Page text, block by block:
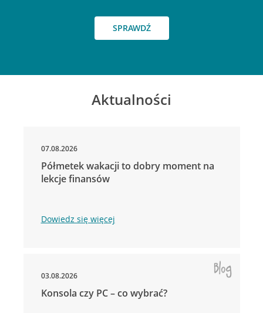
SPRAWDŹ
Aktualności
07.08.2026
Półmetek wakacji to dobry moment na
lekcje finansów
Dowiedz się więcej
03.08.2026
Konsola czy PC – co wybrać?